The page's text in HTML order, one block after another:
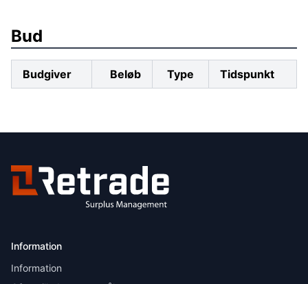
Bud
Budgiver Beløb Type Tidspunkt
Information
Information